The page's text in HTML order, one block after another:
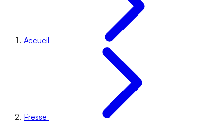
Accueil
Presse